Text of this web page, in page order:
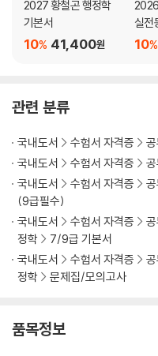
2027 황철곤 행정학
기본서
41,400원
10%
실전
10%
관련 분류
국내도서 수험서 자격증
국내도서
수험서 자격증
국내도서
수험서 자격증
(9급필수)
국내도서
수험서 자격증
정학
7/9급 기본서
국내도서
수험서 자격증
정학
문제집/모의고사
품목정보